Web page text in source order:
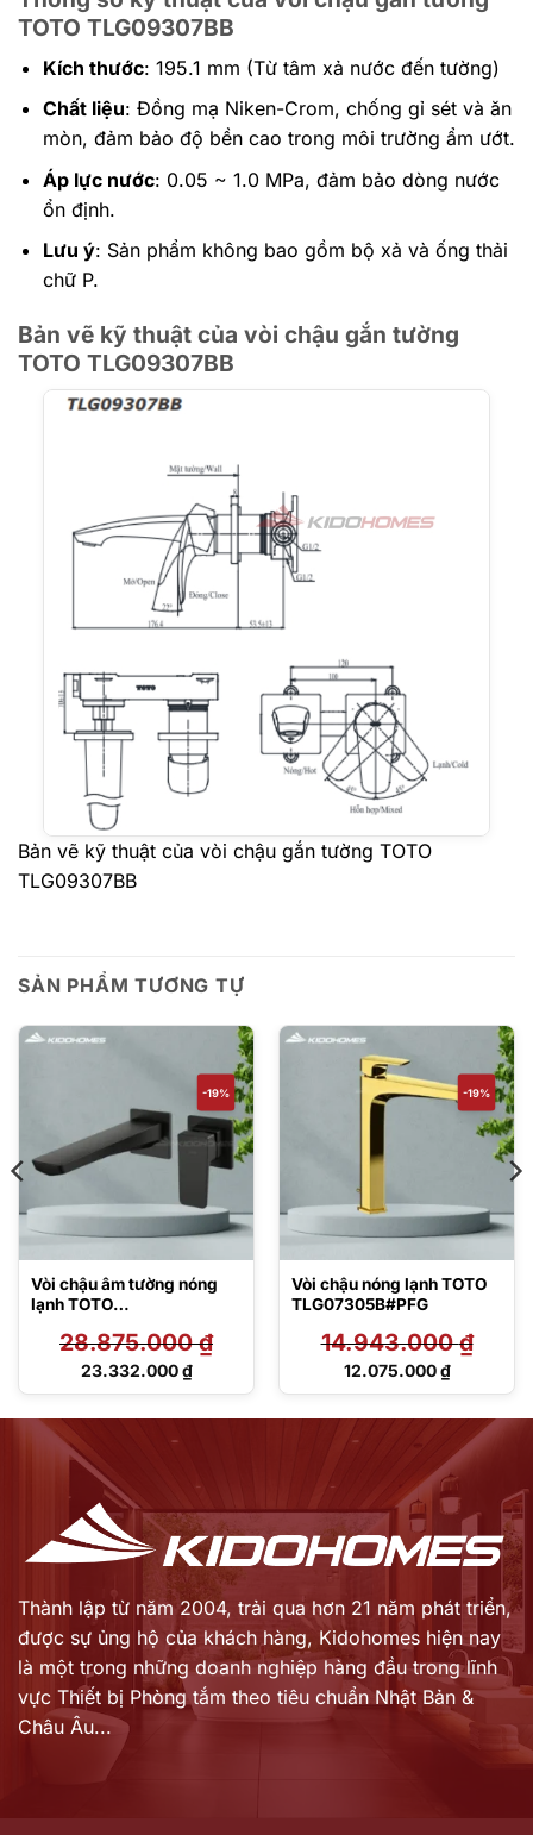
TOTO TLG09307BB
Kích thước: 195.1 mm (Từ tâm xả nước đến tường)
Chất liệu: Đồng mạ Niken-Crom, chống gỉ sét và ăn
mòn, đảm bảo độ bền cao trong môi trường ẩm ướt.
Áp lực nước: 0.05 ~ 1.0 MPa, đảm bảo dòng nước
ổn định.
Lưu ý: Sản phẩm không bao gồm bộ xả và ống thải
chữ P.
Bản vẽ kỹ thuật của vòi chậu gắn tường
TOTO TLG09307BB
Bản vẽ kỹ thuật của vòi chậu gắn tường TOTO
TLG09307BB
SẢN PHẨM TƯƠNG TỰ
-19%
Vòi chậu âm tường nóng
lạnh TOTO
28.875.000₫
Giá
23.332.000₫
Giá
-19%
Vòi chậu nóng lạnh TOTO
TLG07305B#PFG
14.943.000₫
Giá
14.943.000 ₫.
12.075.000₫
Giá
12.075.000 ₫.
Thành lập từ năm 2004, trải qua hơn 21 năm phát triển,
được sự ủng hộ của khách hàng, Kidohomes hiện nay
là một trong những doanh nghiệp hàng đầu trong lĩnh
vực Thiết bị Phòng tắm theo tiêu chuẩn Nhật Bản &
Châu Âu...